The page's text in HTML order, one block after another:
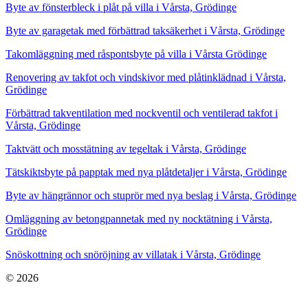
Byte av fönsterbleck i plåt på villa i Vårsta, Grödinge
Byte av garagetak med förbättrad taksäkerhet i Vårsta, Grödinge
Takomläggning med råspontsbyte på villa i Vårsta Grödinge
Renovering av takfot och vindskivor med plåtinklädnad i Vårsta,
Grödinge
Förbättrad takventilation med nockventil och ventilerad takfot i
Vårsta, Grödinge
Taktvätt och mosstätning av tegeltak i Vårsta, Grödinge
Tätskiktsbyte på papptak med nya plåtdetaljer i Vårsta, Grödinge
Byte av hängrännor och stuprör med nya beslag i Vårsta, Grödinge
Omläggning av betongpannetak med ny nocktätning i Vårsta,
Grödinge
Snöskottning och snöröjning av villatak i Vårsta, Grödinge
© 2026